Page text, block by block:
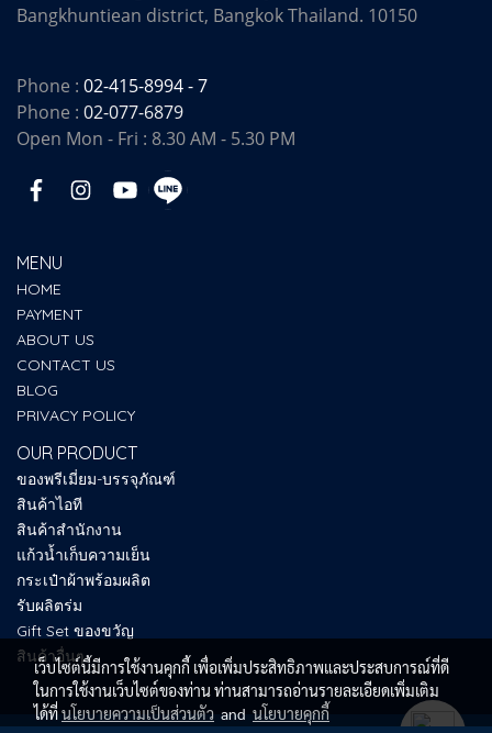
Bangkhuntiean district, Bangkok Thailand. 10150
Phone : 02-415-8994 - 7
Phone : 02-077-6879
Open Mon - Fri : 8.30 AM - 5.30 PM
MENU
HOME
PAYMENT
ABOUT US
CONTACT US
BLOG
PRIVACY POLICY
OUR PRODUCT
ของพรีเมี่ยม-บรรจุภัณฑ์
สินค้าไอที
สินค้าสำนักงาน
แก้วน้ำเก็บความเย็น
กระเป๋าผ้าพร้อมผลิต
รับผลิตร่ม
Gift Set ของขวัญ
สินค้าอื่นๆ
เว็บไซต์นี้มีการใช้งานคุกกี้ เพื่อเพิ่มประสิทธิภาพและประสบการณ์ที่ดี
ในการใช้งานเว็บไซต์ของท่าน ท่านสามารถอ่านรายละเอียดเพิ่มเติม
ได้ที่นโยบายความเป็นส่วนตัว and นโยบายคุกกี้